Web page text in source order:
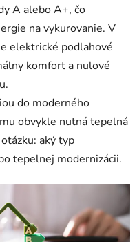
A alebo A+, čo
na vykurovanie. V
elektrické podlahové
komfort a nulové
do moderného
obvykle nutná tepelná
aký typ
tepelnej modernizácii.